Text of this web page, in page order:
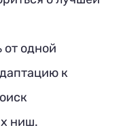
от одной
к
ниш.